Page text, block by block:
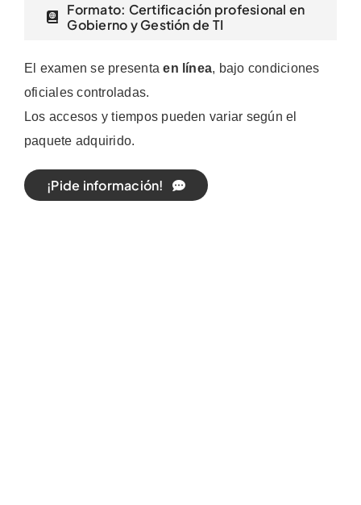
Formato: Certificación profesional en
Gobierno y Gestión de TI
El examen se presentaen línea, bajo condiciones
oficiales controladas.
Los accesos y tiempos pueden variar según el
paquete adquirido.
¡Pide información!